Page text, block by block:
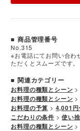
■ 商品管理番号
No.315
※お電話にてお問い合わ
ただくとスムーズです。
■ 関連カテゴリー
お料理の種類とシーン >
お料理の種類とシーン >
お料理の予算 > 4,001
こだわりの条件 >使い
お料理の種類とシーン >